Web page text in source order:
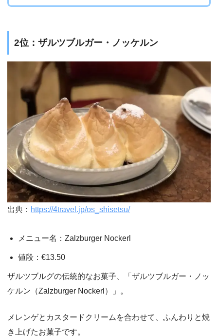
2位：ザルツブルガー・ノッケルン
出典： https://4travel.jp/os_shisetsu/
メニュー名：Zalzburger Nockerl
値段：€13.50
ザルツブルグの伝統的なお菓子、「ザルツブルガー・ノッ
ケルン（Zalzburger Nockerl）」。
メレンゲとカスタードクリームを合わせて、ふんわりと焼
き上げたお菓子です。